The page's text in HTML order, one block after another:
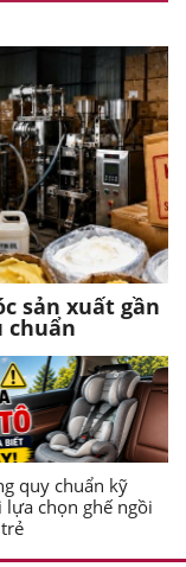
sản xuất gần
chuẩn
quy chuẩn kỹ
lựa chọn ghế ngồi